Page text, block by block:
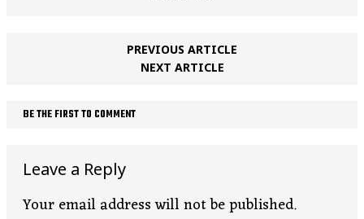
PREVIOUS ARTICLE
NEXT ARTICLE
BE THE FIRST TO COMMENT
Leave a Reply
Your email address will not be published.